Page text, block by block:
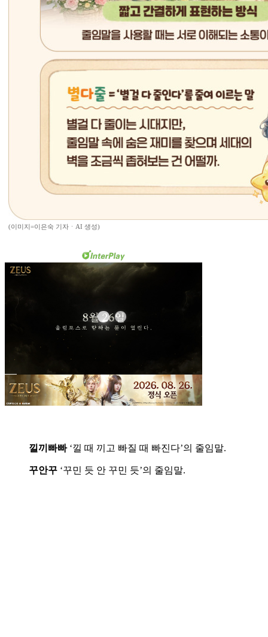
(이미지=이은숙 기자ㆍAI 생성)
낄끼빠빠‘낄 때 끼고 빠질 때 빠진다’의 줄임말.
꾸안꾸 ‘꾸민 듯 안 꾸민 듯’의 줄임말.